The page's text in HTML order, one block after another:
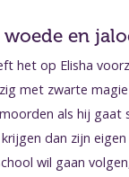
en
het op Elisha
met zwarte
als hij gaat
dan zijn
wil gaan